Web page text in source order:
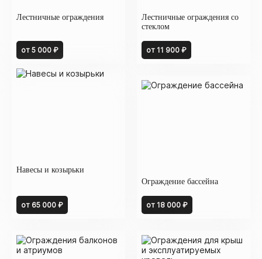
Лестничные ограждения
от 5 000 ₽
Лестничные ограждения со
стеклом
от 11 900 ₽
Навесы и козырьки
от 65 000 ₽
Ограждение бассейна
от 18 000 ₽